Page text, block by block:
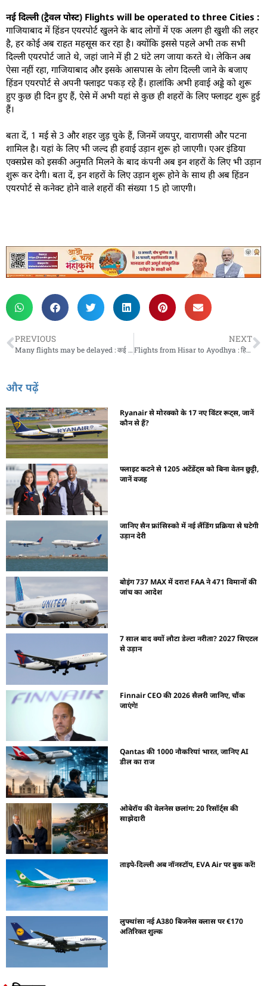
नई दिल्ली (ट्रैवल पोस्ट) Flights will be operated to three Cities :
गाजियाबाद में हिंडन एयरपोर्ट खुलने के बाद लोगों में एक अलग ही खुशी की लहर
है, हर कोई अब राहत महसूस कर रहा है। क्योंकि इससे पहले अभी तक सभी
दिल्ली एयरपोर्ट जाते थे, जहां जाने में ही 2 घंटे लग जाया करते थे। लेकिन अब
ऐसा नहीं रहा, गाजियाबाद और इसके आसपास के लोग दिल्ली जाने के बजाए
हिंडन एयरपोर्ट से अपनी फ्लाइट पकड़ रहे हैं। हालांकि अभी हवाई अड्डे को शुरू
हुए कुछ ही दिन हुए हैं, ऐसे में अभी यहां से कुछ ही शहरों के लिए फ्लाइट शुरू हुई
हैं।
बता दें, 1 मई से 3 और शहर जुड़ चुके हैं, जिनमें जयपुर, वाराणसी और पटना
शामिल है। यहां के लिए भी जल्द ही हवाई उड़ान शुरू हो जाएगी। एअर इंडिया
एक्सप्रेस को इसकी अनुमति मिलने के बाद कंपनी अब इन शहरों के लिए भी उड़ान
शुरू कर देगी। बता दें, इन शहरों के लिए उड़ान शुरू होने के साथ ही अब हिंडन
एयरपोर्ट से कनेक्ट होने वाले शहरों की संख्या 15 हो जाएगी।
PREVIOUS
Many flights may be delayed : कई उड़ानों में हो सकती है देरी, पढ़ें पूरी जानकारी
NEXT
Flights from Hisar to Ayodhya : हिसार से अयोध्या के लिए आज से शुरू होगी फ्लाइट, जानें टिकट के रेट
और पढ़ें
Ryanair से मोरक्को के 17 नए विंटर रूट्स, जानें
कौन से हैं?
फ्लाइट कटने से 1205 अटेंडेंट्स को बिना वेतन छुट्टी,
जानें वजह
जानिए सैन फ्रांसिस्को में नई लैंडिंग प्रक्रिया से घटेगी
उड़ान देरी
बोइंग 737 MAX में दरार! FAA ने 471 विमानों की
जांच का आदेश
7 साल बाद क्यों लौटा डेल्टा नरीता? 2027 सिएटल
से उड़ान
Finnair CEO की 2026 सैलरी जानिए, चौंक
जाएंगे!
Qantas की 1000 नौकरियां भारत, जानिए AI
डील का राज
ओबेरॉय की वेलनेस छलांग: 20 रिसॉर्ट्स की
साझेदारी
ताइपे-दिल्ली अब नॉनस्टॉप, EVA Air पर बुक करें!
लुफ्थांसा नई A380 बिजनेस क्लास पर €170
अतिरिक्त शुल्क